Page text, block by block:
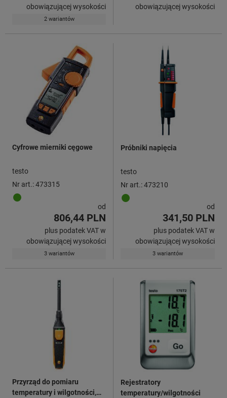
obowiązującej wysokości
2 wariantów
obowiązującej wysokości
Cyfrowe mierniki cęgowe
testo
Nr art.: 473315
od
806,44 PLN
plus podatek VAT w
obowiązującej wysokości
3 wariantów
Próbniki napięcia
testo
Nr art.: 473210
od
341,50 PLN
plus podatek VAT w
obowiązującej wysokości
3 wariantów
Przyrząd do pomiaru
temperatury i wilgotności,
Rejestratory
temperatury/wilgotności